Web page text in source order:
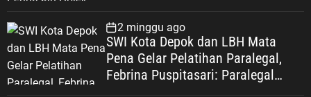
2 minggu ago
SWI Kota Depok dan LBH Mata
Pena Gelar Pelatihan Paralegal,
Febrina Puspitasari: Paralegal